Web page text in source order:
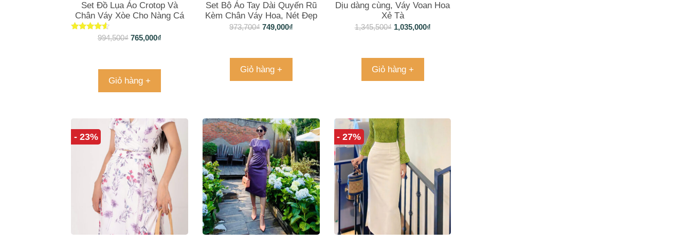
Set Đồ Lụa Áo Crotop Và
Chân Váy Xòe Cho Nàng Cá
Tính, Sành Điệu
Được xếp994,500₫ 765,000₫
Giỏ hàng +
Set Bộ Áo Tay Dài Quyến Rũ
Kèm Chân Váy Hoa, Nét Đẹp
Thanh Lịch Cho Mọi Dịp
973,700₫ 749,000₫
Giỏ hàng +
Dịu dàng cùng, Váy Voan Hoa
Xẻ Tà
1,345,500₫ 1,035,000₫
Giỏ hàng +
- 23% - 27%